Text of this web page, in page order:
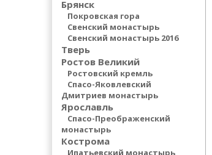
Брянск
Покровская гора
Свенский монастырь
Свенский монастырь 2016
Тверь
Ростов Великий
Ростовский кремль
Спасо-Яковлевский
Дмитриев монастырь
Ярославль
Спасо-Преображенский
монастырь
Кострома
Ипатьевский монастырь